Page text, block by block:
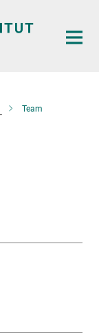
Team